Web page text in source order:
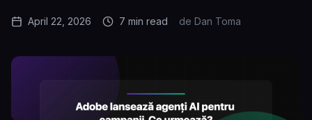
April 22, 2026 7 min read de Dan Toma